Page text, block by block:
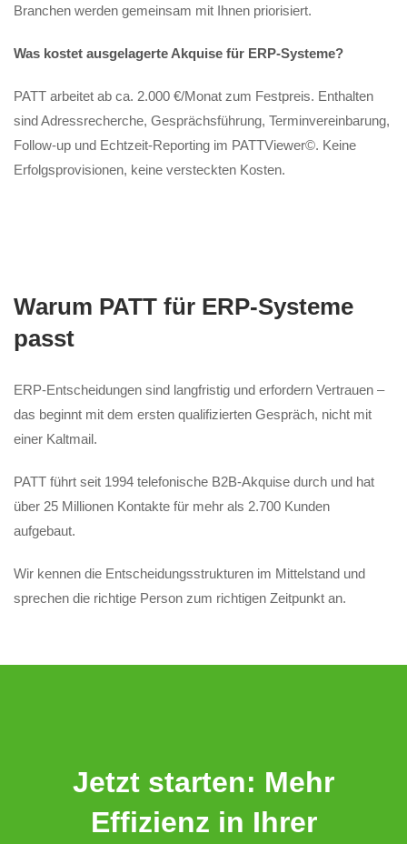
Branchen werden gemeinsam mit Ihnen priorisiert.
Was kostet ausgelagerte Akquise für ERP-Systeme?
PATT arbeitet ab ca. 2.000 €/Monat zum Festpreis. Enthalten
sind Adressrecherche, Gesprächsführung, Terminvereinbarung,
Follow-up und Echtzeit-Reporting im PATTViewer©. Keine
Erfolgsprovisionen, keine versteckten Kosten.
Warum PATT für ERP-Systeme
passt
ERP-Entscheidungen sind langfristig und erfordern Vertrauen –
das beginnt mit dem ersten qualifizierten Gespräch, nicht mit
einer Kaltmail.
PATT führt seit 1994 telefonische B2B-Akquise durch und hat
über 25 Millionen Kontakte für mehr als 2.700 Kunden
aufgebaut.
Wir kennen die Entscheidungsstrukturen im Mittelstand und
sprechen die richtige Person zum richtigen Zeitpunkt an.
Jetzt starten: Mehr
Effizienz in Ihrer